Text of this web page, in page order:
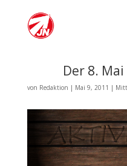
Der 8.
von Redaktion | Mai 9, 2011 |